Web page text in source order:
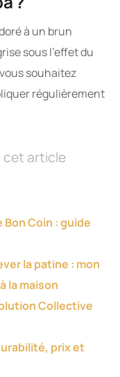
à un brun
sous l’effet du
souhaitez
régulièrement
cet article
Coin : guide
la patine : mon
la maison
Collective
prix et